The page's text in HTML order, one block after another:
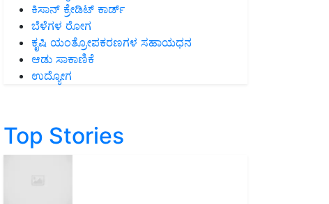
ಕಿಸಾನ್ ಕ್ರೇಡಿಟ್ ಕಾರ್ಡ್
ಬೆಳೆಗಳ ರೋಗ
ಕೃಷಿ ಯಂತ್ರೋಪಕರಣಗಳ ಸಹಾಯಧನ
ಆಡು ಸಾಕಾಣಿಕೆ
ಉದ್ಯೋಗ
Top Stories